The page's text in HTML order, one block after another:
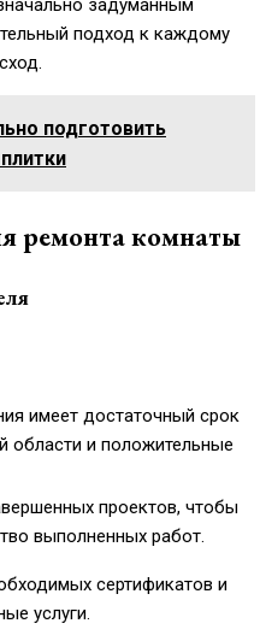
задуманным
подход к каждому
подготовить
ремонта комнаты
имеет достаточный срок
области и положительные
проектов, чтобы
выполненных работ.
сертификатов и
услуги.